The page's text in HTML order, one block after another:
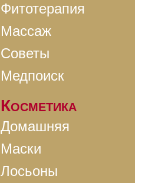
Фитотерапия
Массаж
Советы
Медпоиск
Косметика
Домашняя
Маски
Лосьоны